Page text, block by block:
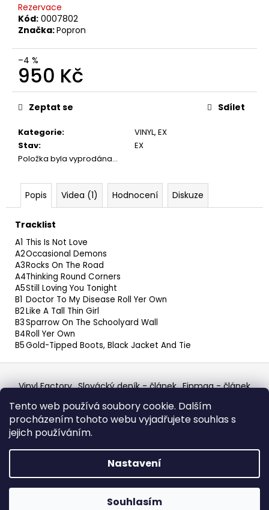
Tento web používá soubory cookie. Dalším
procházením tohoto webu vyjadřujete souhlas s
jejich používáním.
Nastavení
Souhlasím
Rezervace
Kód: 0007802
Značka:Popron
–4 %
950 Kč
Měrná
cena:
Kategorie: VINYL, EX
Stav:
EX
Položka byla vyprodána…
Zeptat se Sdílet
Popis Videa (1) Hodnocení Diskuze
Tracklist
A1 This Is Not Love
A2Occasional Demons
A3Rocks On The Road
A4Thinking Round Corners
A5Still Loving You Tonight
B1 Doctor To My Disease Roll Yer Own
B2Like A Tall Thin Girl
B3Sparrow On The Schoolyard Wall
B4Roll Yer Own
B5Gold-Tipped Boots, Black Jacket And Tie
e
m
e
THE
KILLERS
–
SAWDUST
2LP
790
Kč
Z
á Vinyl Factory Slovácký deník - článek Finmag - článek
Discogs Profile Facebook výběr z hroznů
Top prodejce mincí Aukro
Vytvořil Shoptet
Copyright 2026W Records - osvědčený prodejce
bazarových LP, MC, CD, komiksů atd.. Všechna práva
vyhrazena.